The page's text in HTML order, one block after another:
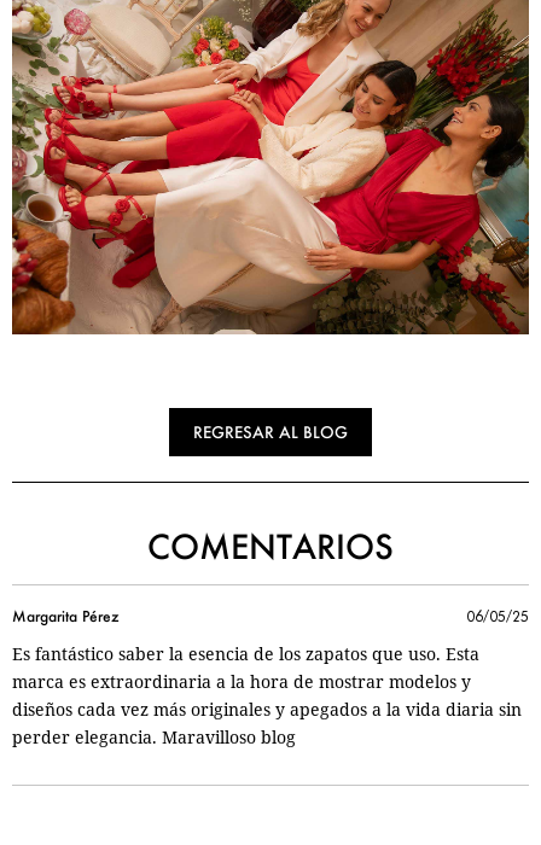
REGRESAR AL BLOG
COMENTARIOS
Margarita Pérez
Es fantástico saber la esencia de los zapatos que uso. Esta
marca es extraordinaria a la hora de mostrar modelos y
diseños cada vez más originales y apegados a la vida diaria sin
perder elegancia. Maravilloso blog
06/05/25